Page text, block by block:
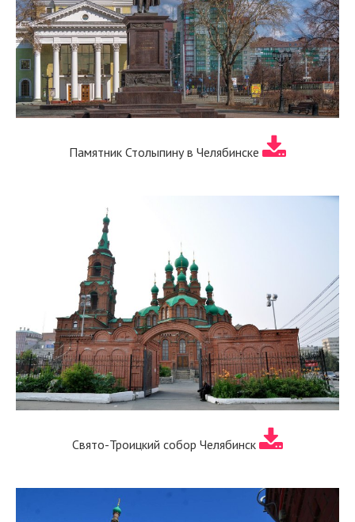
Памятник Столыпину в Челябинске
Свято-Троицкий собор Челябинск